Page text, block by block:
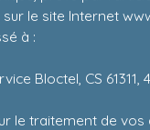
le site Internet
à :
Bloctel, CS 61311,
le traitement de vos